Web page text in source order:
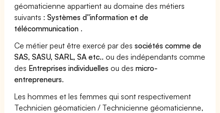
géomaticienne appartient au domaine des métiers
suivants :Systèmes d''information et de
télécommunication .
Ce métier peut être exercé par dessociétés comme de
SAS, SASU, SARL, SA etc.. ou des indépendants comme
des Entreprises individuelles ou desmicro-
entrepreneurs.
Les hommes et les femmes qui sont respectivement
Technicien géomaticien / Technicienne géomaticienne,